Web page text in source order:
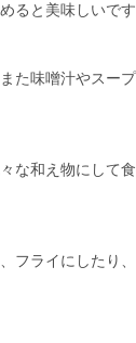
ると美味しいです
た味噌汁やスー
な和え物にして食
フライにしたり